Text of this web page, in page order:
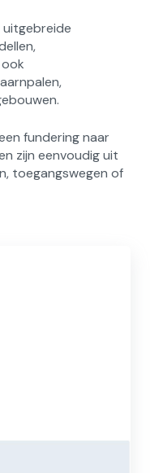
uitgebreide
fundering naar
zijn eenvoudig uit
toegangswegen of